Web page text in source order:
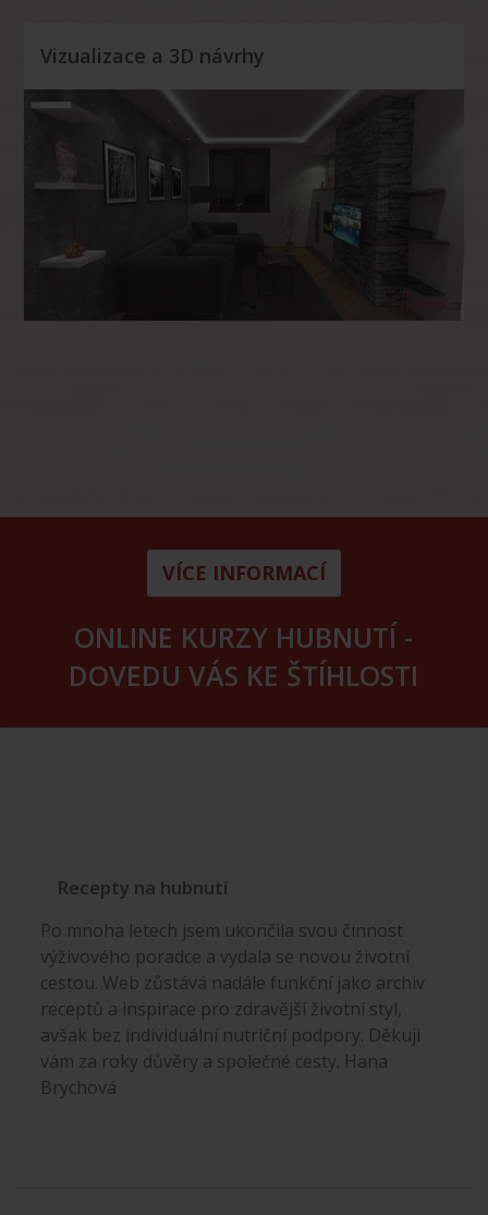
Vizualizace a 3D návrhy
VÍCE INFORMACÍ
ONLINE KURZY HUBNUTÍ -
DOVEDU VÁS KE ŠTÍHLOSTI
Recepty na hubnutí
Po mnoha letech jsem ukončila svou činnost
výživového poradce a vydala se novou životní
cestou. Web zůstává nadále funkční jako archiv
receptů a inspirace pro zdravější životní styl,
avšak bez individuální nutriční podpory. Děkuji
vám za roky důvěry a společné cesty. Hana
Brychová